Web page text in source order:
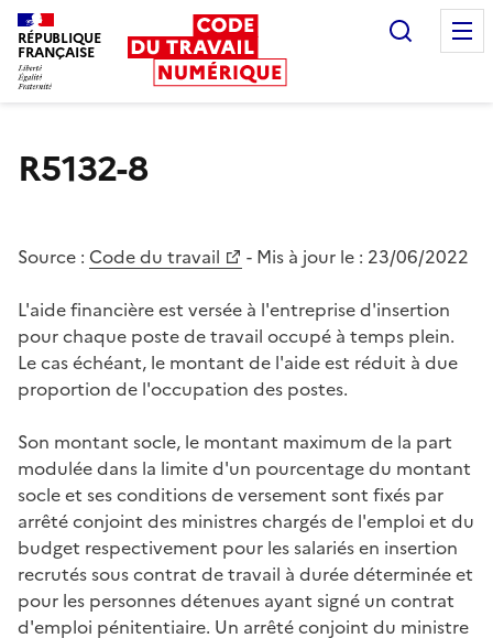
RÉPUBLIQUE
FRANÇAISE
R5132-8
Source : Code du travail - Mis à jour le : 23/06/2022
L'aide financière est versée à l'entreprise d'insertion
pour chaque poste de travail occupé à temps plein.
Le cas échéant, le montant de l'aide est réduit à due
proportion de l'occupation des postes.
Son montant socle, le montant maximum de la part
modulée dans la limite d'un pourcentage du montant
socle et ses conditions de versement sont fixés par
arrêté conjoint des ministres chargés de l'emploi et du
budget respectivement pour les salariés en insertion
recrutés sous contrat de travail à durée déterminée et
pour les personnes détenues ayant signé un contrat
d'emploi pénitentiaire. Un arrêté conjoint du ministre